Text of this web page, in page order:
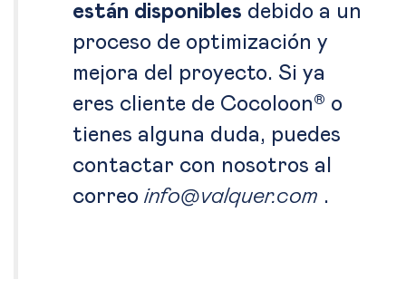
están disponibles debido a un
proceso de optimización y
mejora del proyecto. Si ya
eres cliente de Cocoloon® o
tienes alguna duda, puedes
contactar con nosotros al
correo info@valquer.com .